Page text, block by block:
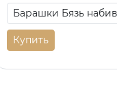
Купить